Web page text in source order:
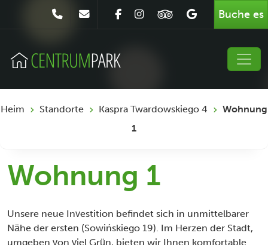
Buche es
Heim Standorte Kaspra Twardowskiego 4
Wohnung
1
Wohnung 1
Unsere neue Investition befindet sich in unmittelbarer
Nähe der ersten (Sowińskiego 19). Im Herzen der Stadt,
umgeben von viel Grün, bieten wir Ihnen komfortable